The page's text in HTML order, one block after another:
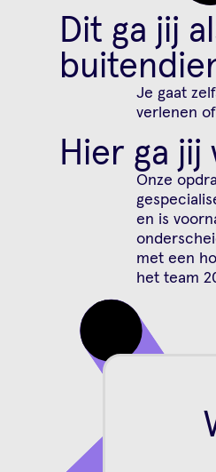
Dit ga jij
Je gaat
verlenen
Hier ga jij
Onze
en is
met een
het team